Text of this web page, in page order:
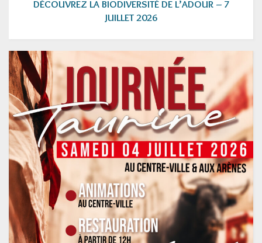
DÉCOUVREZ LA BIODIVERSITÉ DE L’ADOUR – 7
JUILLET 2026